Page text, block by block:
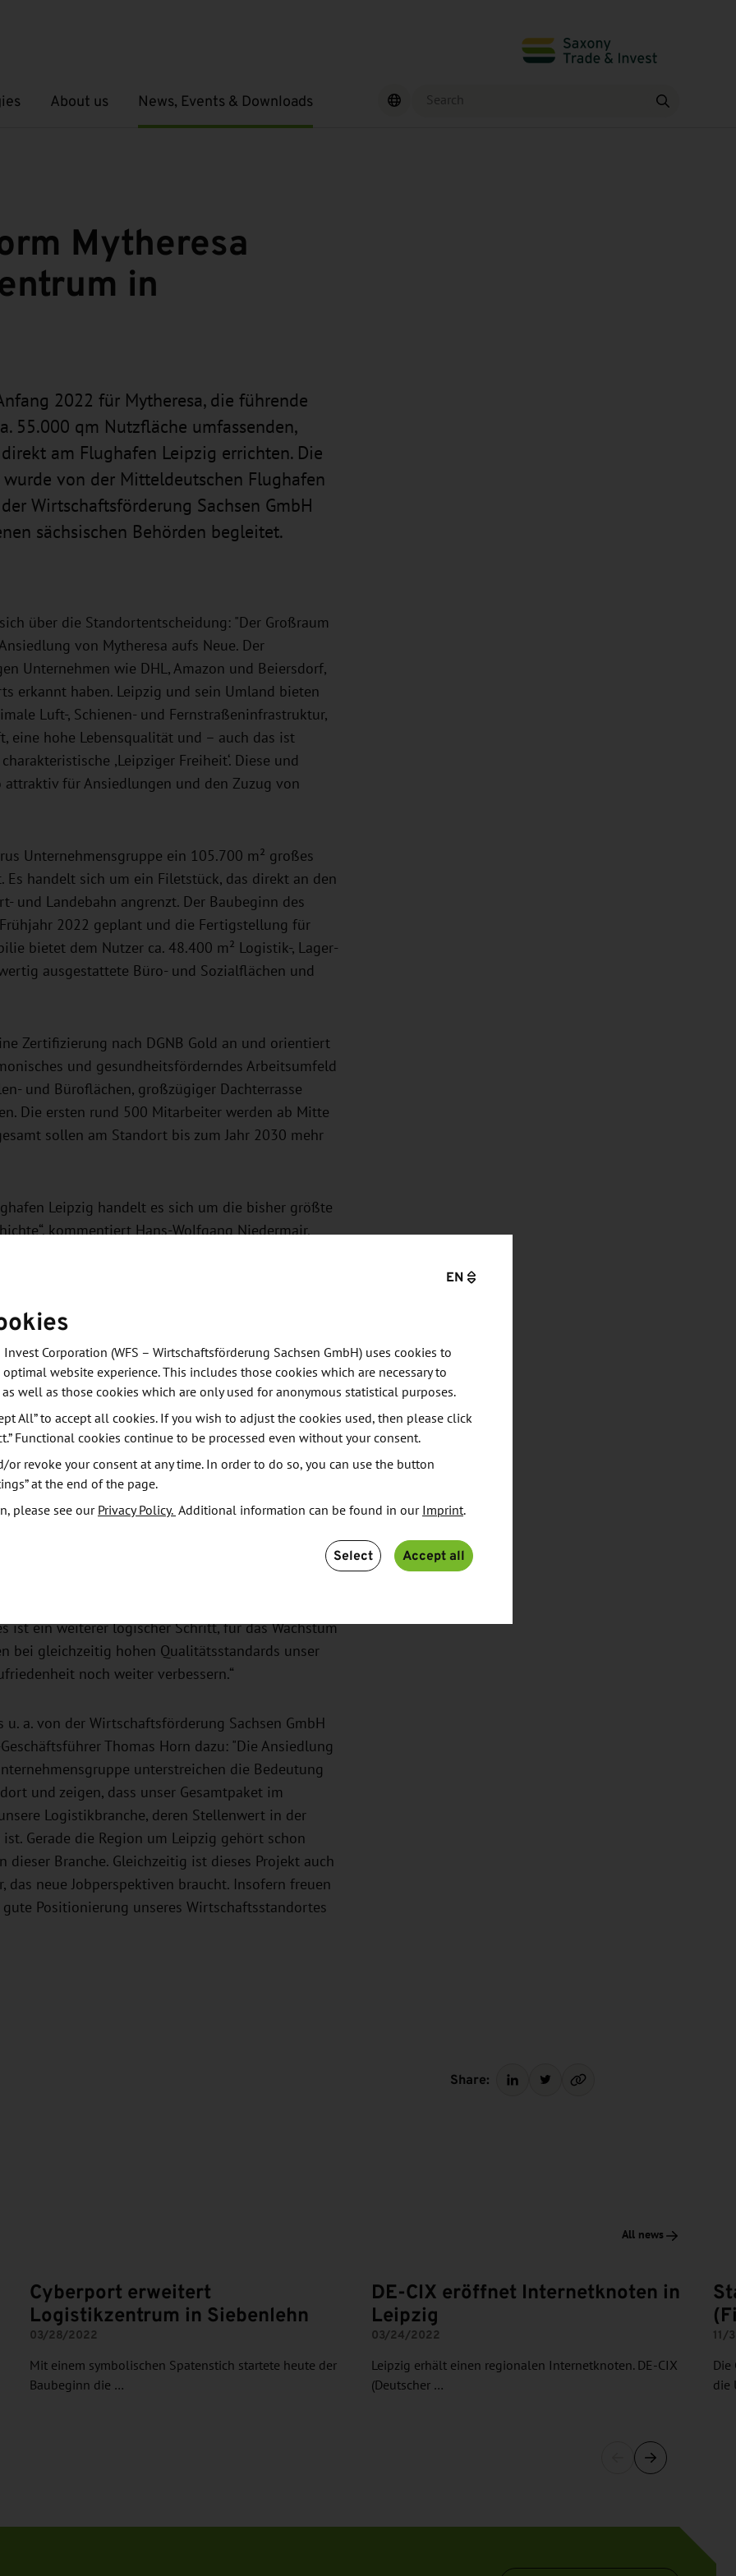
About us
Open submenu News, Events & Downloads
Open submenu Find
Mytheresa
in
2022 für Mytheresa, die führende
55.000 qm Nutzfläche umfassenden,
am Flughafen Leipzig errichten. Die
von der Mitteldeutschen Flughafen
Wirtschaftsförderung Sachsen GmbH
sächsischen Behörden begleitet.
über die Standortentscheidung: "Der Großraum
von Mytheresa aufs Neue. Der
Unternehmen wie DHL, Amazon und Beiersdorf,
erkannt haben. Leipzig und sein Umland bieten
Luft-, Schienen- und Fernstraßeninfrastruktur,
eine hohe Lebensqualität und – auch das ist
,Leipziger Freiheit‘. Diese und
für Ansiedlungen und den Zuzug von
Unternehmensgruppe ein 105.700 m² großes
handelt sich um ein Filetstück, das direkt an den
und Landebahn angrenzt. Der Baubeginn des
2022 geplant und die Fertigstellung für
bietet dem Nutzer ca. 48.400 m² Logistik-, Lager-
ausgestattete Büro- und Sozialflächen und
Zertifizierung nach DGNB Gold an und orientiert
und gesundheitsförderndes Arbeitsumfeld
und Büroflächen, großzügiger Dachterrasse
Die ersten rund 500 Mitarbeiter werden ab Mitte
sollen am Standort bis zum Jahr 2030 mehr
Leipzig handelt es sich um die bisher größte
kommentiert Hans-Wolfgang Niedermair,
„Die Häuser Intaurus und Mytheresa
berichtet Oliver Raigel, Geschäftsführer der
dem Wachstum zu begleiten, haben wir neben dem
Standorte gesichtet und aufbereitet. Eine zentrale
international operierenden Cargo Flughafen.
Leipzig am meisten empfohlen“, so Oliver Raigel
mit der Flughafen Leipzig/Halle GmbH geführt.
direkt neben Deutschlands größtem Air-Hub,
Stunde in einer 46,6 Kilometer Sortieranlage
eine optimale Anbindung an die Autobahn A9
erreichbare ÖPNV-Verbindung der Linien S5 und
freuen uns sehr, durch das neue
effizienter und schneller Kunden in aller Welt
ist ein weiterer logischer Schritt, für das Wachstum
bei gleichzeitig hohen Qualitätsstandards unser
noch weiter verbessern.“
a. von der Wirtschaftsförderung Sachsen GmbH
Thomas Horn dazu: "Die Ansiedlung
unterstreichen die Bedeutung
und zeigen, dass unser Gesamtpaket im
Logistikbranche, deren Stellenwert in der
Gerade die Region um Leipzig gehört schon
dieser Branche. Gleichzeitig ist dieses Projekt auch
neue Jobperspektiven braucht. Insofern freuen
Positionierung unseres Wirtschaftsstandortes
Share:
All news
Cyberport erweitert
Logistikzentrum in Siebenlehn
03/28/2022
Mit einem symbolischen Spatenstich startete heute der
Baubeginn die …
DE-CIX eröffnet Internetknoten in
Leipzig
03/24/2022
Leipzig erhält einen regionalen Internetknoten. DE-CIX
(Deutscher …
11/
Die
die
EN
Corporation (WFS – Wirtschaftsförderung Sachsen GmbH) uses cookies to
website experience. This includes those cookies which are necessary to
well as those cookies which are only used for anonymous statistical purposes.
All” to accept all cookies. If you wish to adjust the cookies used, then please click
Functional cookies continue to be processed even without your consent.
or revoke your consent at any time. In order to do so, you can use the button
at the end of the page.
please see our Privacy Policy. Additional information can be found in our Imprint.
Select Accept all